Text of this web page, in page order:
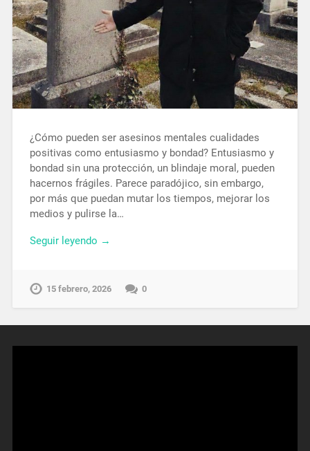
¿Cómo pueden ser asesinos mentales cualidades
positivas como entusiasmo y bondad? Entusiasmo y
bondad sin una protección, un blindaje moral, pueden
hacernos frágiles. Parece paradójico, sin embargo,
por más que puedan mutar los tiempos, mejorar los
medios y pulirse la…
Seguir leyendo →
15 febrero, 2026 0